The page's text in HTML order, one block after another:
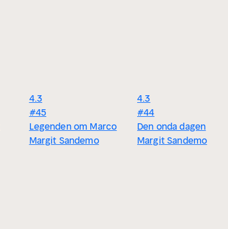
4.3
#45
Legenden om Marco
Margit Sandemo
4.3
#44
Den onda dagen
Margit Sandemo